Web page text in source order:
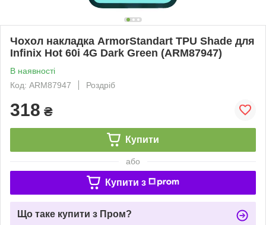
Чохол накладка ArmorStandart TPU Shade для
Infinix Hot 60i 4G Dark Green (ARM87947)
В наявності
Код: ARM87947
Роздріб
318 ₴
Купити
або
Купити з
Що таке купити з Пром?